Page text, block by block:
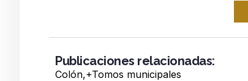
Publicaciones relacionadas:
Colón,+Tomos municipales